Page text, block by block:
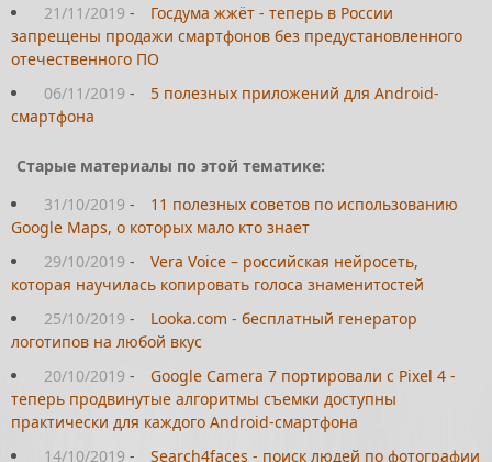
21/11/2019 -
Госдума жжёт - теперь в России
запрещены продажи смартфонов без предустановленного
отечественного ПО
06/11/2019 -
5 полезных приложений для Android-
смартфона
Старые материалы по этой тематике:
31/10/2019 -
11 полезных советов по использованию
Google Maps, о которых мало кто знает
29/10/2019 -
Vera Voice – российская нейросеть,
которая научилась копировать голоса знаменитостей
25/10/2019 -
Looka.com - бесплатный генератор
логотипов на любой вкус
20/10/2019 -
Google Camera 7 портировали с Pixel 4 -
теперь продвинутые алгоритмы съемки доступны
практически для каждого Android-смартфона
14/10/2019 - Search4faces - поиск людей по фотографии